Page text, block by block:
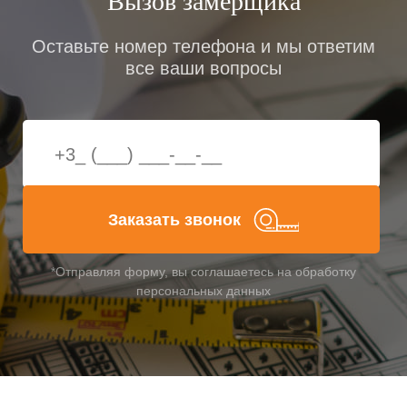
процедуры монтажа: продувания сразу дают о себе
Но при какой температуре можно застеклить
балкон? При использовании морозостойкой
монтажной пены и других специализированных
При еще более сильных морозах ПВХ-профиль
Сколько стоит застеклить
балкон?
Когда требуется остекление балкона, цена —
важнейший, но весьма индивидуальный критерий.
Стоимость зависит от варианта остекления,
используемых материалов (профиля, стеклопакета,
Оставьте номер телефона и мы ответим
все ваши вопросы
Заказать звонок
*Отправляя форму, вы соглашаетесь на обработку
персональных данных